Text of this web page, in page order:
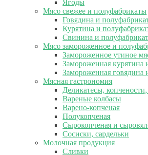
Ягоды
Мясо свежее и полуфабрикаты
Говядина и
Курятина и
Свинина и
Мясо замороженное и
Замороженное утиное
Замороженная курятина
Замороженная говядина
Мясная гастрономия
Деликатесы,
Вареные колбасы
Варено-копченая
Полукопченая
Сырокопченая и
Сосиски, сардельки
Молочная продукция
Сливки